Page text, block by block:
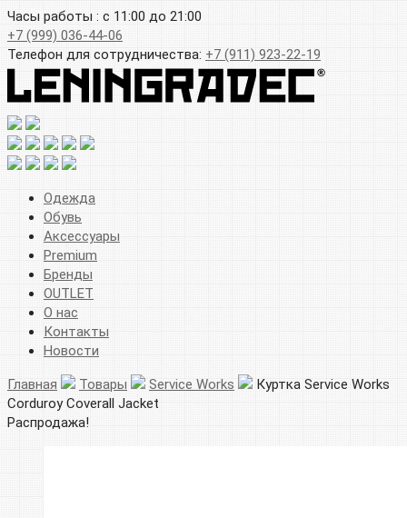
Часы работы : с 11:00 до 21:00
+7 (999) 036-44-06
Телефон для сотрудничества: +7 (911) 923-22-19
Одежда
Обувь
Аксессуары
Premium
Бренды
OUTLET
О нас
Контакты
Новости
Главная Товары Service Works
Куртка Service Works
Corduroy Coverall Jacket
Распродажа!